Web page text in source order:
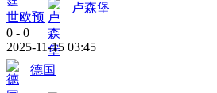
世欧预
卢森堡
0 - 0
2025-11-15 03:45
德国